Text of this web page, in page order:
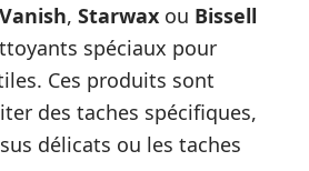
Vanish, Starwax ou Bissell
spéciaux pour
Ces produits sont
des taches spécifiques,
délicats ou les taches